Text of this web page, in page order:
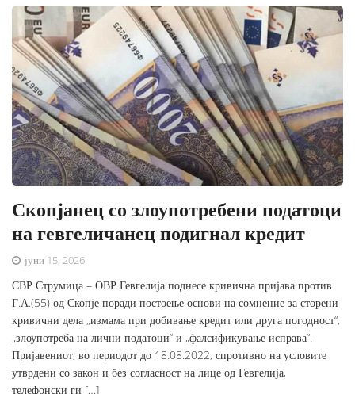
Скопјанец со злоупотребени податоци
на гевгеличанец подигнал кредит
јуни 15, 2026
СВР Струмица – ОВР Гевгелија поднесе кривична пријава против
Г.А.(55) од Скопје поради постоење основи на сомнение за сторени
кривични дела „измама при добивање кредит или друга погодност“,
„злоупотреба на лични податоци“ и „фалсификување исправа“.
Пријавениот, во периодот до 18.08.2022, спротивно на условите
утврдени со закон и без согласност на лице од Гевгелија,
телефонски ги […]